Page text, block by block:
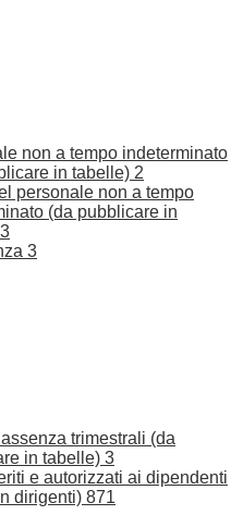
non a tempo indeterminato
in tabelle) 2
personale non a tempo
(da pubblicare in
3
3
trimestrali (da
in tabelle) 3
e autorizzati ai dipendenti
dirigenti) 871